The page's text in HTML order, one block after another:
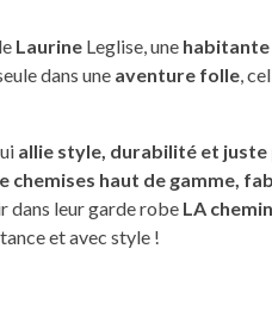
Laurine Leglise, une
dans une aventure folle,
allie style, durabilité et juste
haut de gamme,
dans leur garde robe LA
et avec style !